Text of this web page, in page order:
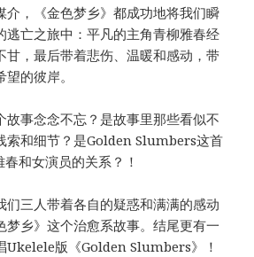
介，《金色梦乡》都成功地将我们瞬
逃亡之旅中：平凡的主角青柳雅春经
甘，最后带着悲伤、温暖和感动，带
的彼岸。
故事念念不忘？是故事里那些看似不
索和细节？是Golden Slumbers这首
和女演员的关系？！
们三人带着各自的疑惑和满满的感动
梦乡》这个治愈系故事。结尾更有一
Ukelele版《Golden Slumbers》！